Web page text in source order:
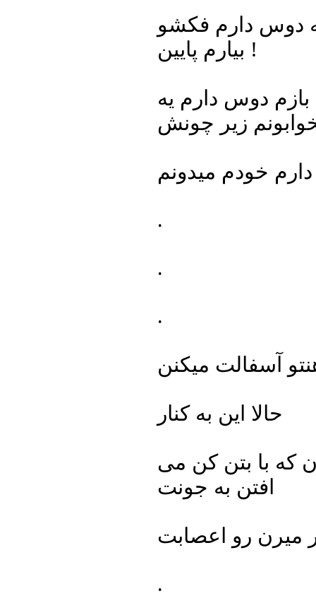
دوس دارم فکشو
بیارم پایین !
دوس دارم یه
.
.
.
حالا این به کنار
که با بتن کن می
افتن به جونت
.